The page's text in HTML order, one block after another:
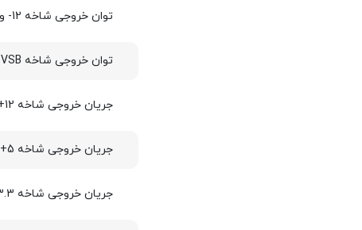
توان خروجی شاخه 12- ولت
توان خروجی شاخه 5VSB+ ولت
جریان خروجی شاخه 12+ ولت
جریان خروجی شاخه 5+ ولت
جریان خروجی شاخه 3.3+ ولت